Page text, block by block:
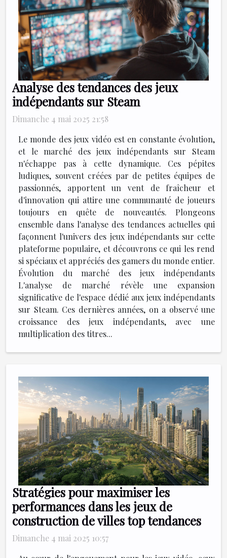
Analyse des tendances des jeux
indépendants sur Steam
Dimanche 4 mai 2025 21:58
Le monde des jeux vidéo est en constante évolution,
et le marché des jeux indépendants sur Steam
n'échappe pas à cette dynamique. Ces pépites
ludiques, souvent créées par de petites équipes de
passionnés, apportent un vent de fraîcheur et
d'innovation qui attire une communauté de joueurs
toujours en quête de nouveautés. Plongeons
ensemble dans l'analyse des tendances actuelles qui
façonnent l'univers des jeux indépendants sur cette
plateforme populaire, et découvrons ce qui les rend
si spéciaux et appréciés des gamers du monde entier.
Évolution du marché des jeux indépendants
L'analyse de marché révèle une expansion
significative de l'espace dédié aux jeux indépendants
sur Steam. Ces dernières années, on a observé une
croissance des jeux indépendants, avec une
multiplication des titres...
Stratégies pour maximiser les
performances dans les jeux de
construction de villes top tendances
Dimanche 4 mai 2025 10:57